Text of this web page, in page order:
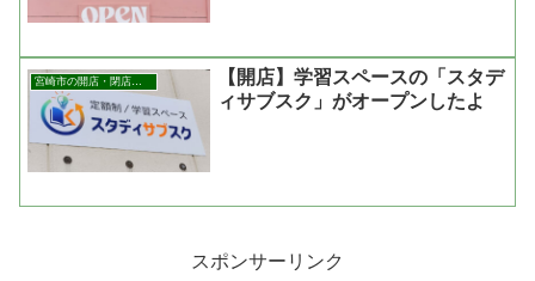
【開店】学習スペースの「スタデ
ィサブスク」がオープンしたよ
スポンサーリンク